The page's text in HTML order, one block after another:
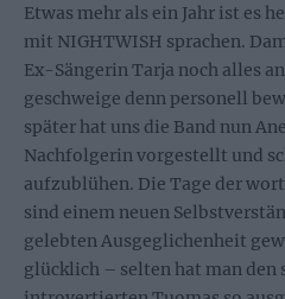
Etwas mehr als ein Jahr ist es
mit NIGHTWISH sprachen.
Ex-Sängerin Tarja noch alles
geschweige denn personell
später hat uns die Band nun
Nachfolgerin vorgestellt und
aufzublühen. Die Tage der
sind einem neuen
gelebten Ausgeglichenheit
glücklich – selten hat man den